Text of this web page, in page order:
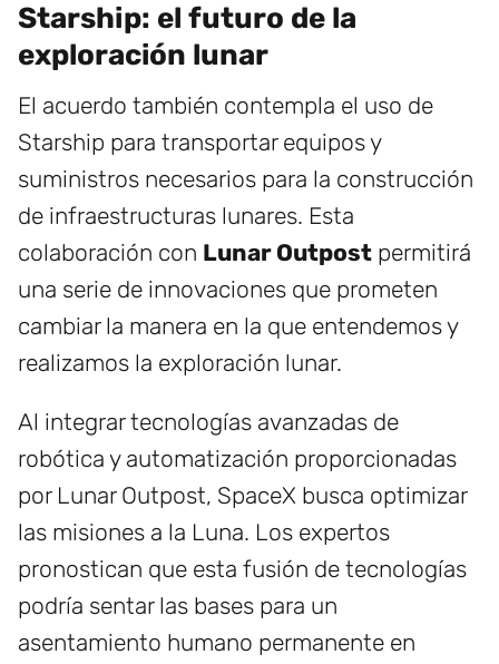
Starship: el futuro de la
exploración lunar
El acuerdo también contempla el uso de
Starship para transportar equipos y
suministros necesarios para la construcción
de infraestructuras lunares. Esta
colaboración con Lunar Outpost permitirá
una serie de innovaciones que prometen
cambiar la manera en la que entendemos y
realizamos la exploración lunar.
Al integrar tecnologías avanzadas de
robótica y automatización proporcionadas
por Lunar Outpost, SpaceX busca optimizar
las misiones a la Luna. Los expertos
pronostican que esta fusión de tecnologías
podría sentar las bases para un
asentamiento humano permanente en